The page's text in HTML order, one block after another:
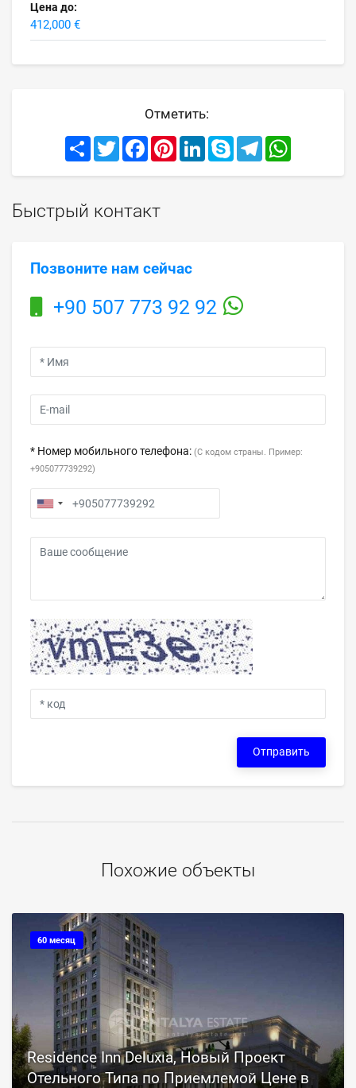
Цена до:
412,000 €
Отметить:
Share TwitterFacebookPinterestLinkedInSkype Telegram
Быстрый контакт
Позвоните нам сейчас
+90 507 773 92 92
* Номер мобильного телефона: (С кодом страны. Пример:
+905077739292)
Отправить
Похожие объекты
60 месяц
Residence Inn Deluxıa, Новый Проект
Отельного Типа по Приемлемой Цене в